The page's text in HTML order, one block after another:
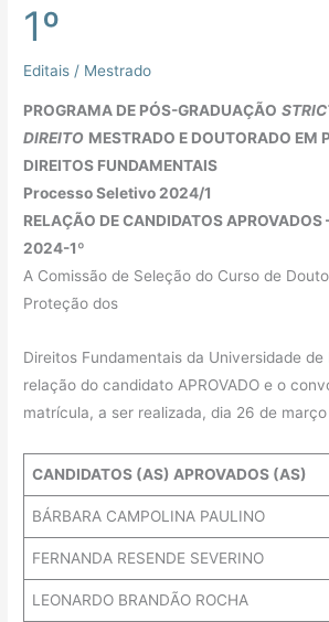
1º
Editais / Mestrado
PROGRAMA DE PÓS-GRADUAÇÃO
DIREITO MESTRADO E DOUTORADO EM
DIREITOS FUNDAMENTAIS
Processo Seletivo 2024/1
RELAÇÃO DE CANDIDATOS APROVADOS
2024-1º
A Comissão de Seleção do Curso de
Proteção dos
Direitos Fundamentais da Universidade
relação do candidato APROVADO e o
matrícula, a ser realizada, dia 26 de
CANDIDATOS (AS) APROVADOS (AS)
BÁRBARA CAMPOLINA PAULINO
FERNANDA RESENDE SEVERINO
LEONARDO BRANDÃO ROCHA